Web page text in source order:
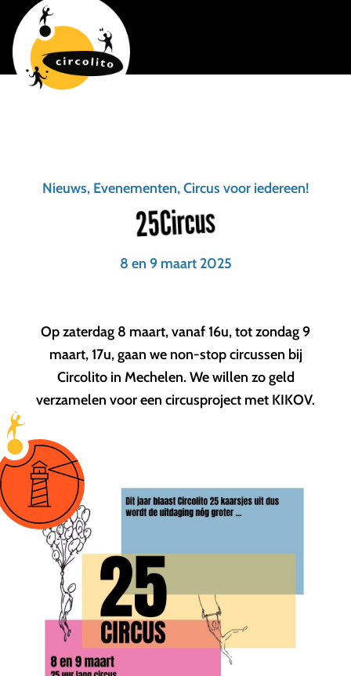
Nieuws, Evenementen, Circus voor iedereen!
25Circus
8 en 9 maart 2025
Op zaterdag 8 maart, vanaf 16u, tot zondag 9
maart, 17u, gaan we non-stop circussen bij
Circolito in Mechelen. We willen zo geld
verzamelen voor een circusproject met KIKOV.